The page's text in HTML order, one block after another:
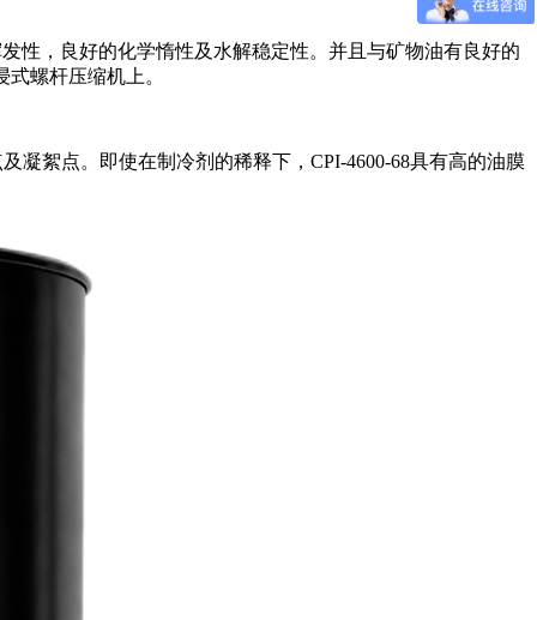
性，良好的化学惰性及水解稳定性。并且与矿物油有良好的
螺杆压缩机上。
凝絮点。即使在制冷剂的稀释下，CPI-4600-68具有高的油膜